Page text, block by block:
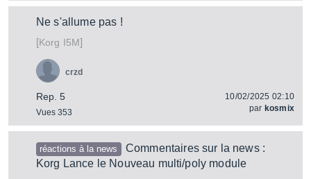
Ne s'allume pas !
[Korg I5M]
Rep. 5
Vues 353
crzd
10/02/2025 02:10
par kosmix
réactions à la news
Commentaires sur la news :
Korg Lance le Nouveau multi/poly module